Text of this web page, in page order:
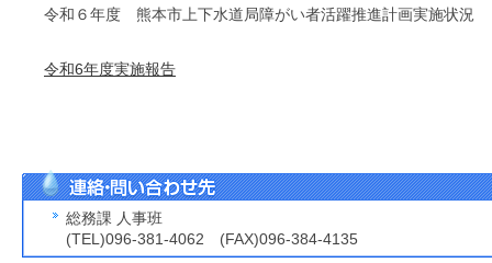
令和６年度 熊本市上下水道局障がい者活躍推進計画実施状況
令和6年度実施報告
総務課 人事班
(TEL)096-381-4062 (FAX)096-384-4135